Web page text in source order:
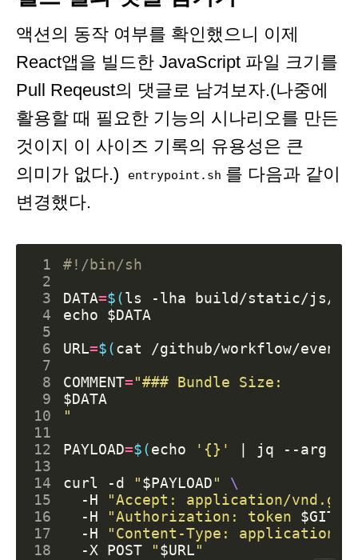
액션의 동작 여부를 확인했으니 이제
React앱을 빌드한 JavaScript 파일 크기를
Pull Reqeust의 댓글로 남겨보자.(나중에
활용할 때 필요한 기능의 시나리오를 만든
것이지 이 사이즈 기록의 유용성은 큰
의미가 없다.)
entrypoint.sh 를 다음과 같이
변경했다.
1
2
3
DATA=$(ls -lha build/static/js/
4
echo
$DATA
5
6
URL=$(cat /github/workflow/
7
8
COMMENT=
9
$DATA
10
"
11
12
PAYLOAD=$(echo '{}'
jq --arg
13
14
curl -d "$PAYLOAD"
15
  -H
"Accept: application/
16
  -H
"Authorization: token
17
  -H
"Content-Type: application/
18
  -X POST
"$URL"